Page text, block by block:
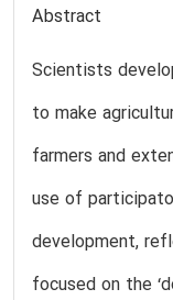
Abstract
Scientists
to make
farmers and
use of
development,
focused on the